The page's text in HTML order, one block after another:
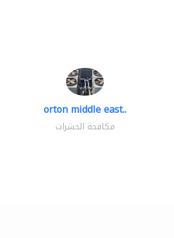
orton middle east..
مكافحة الحشرات